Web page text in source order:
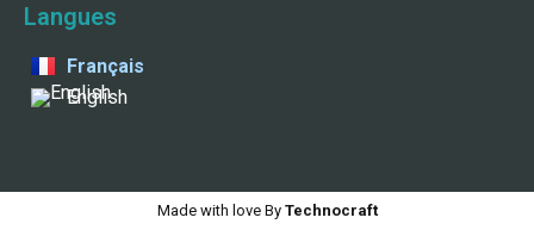
Langues
Français
English
Made with love ByTechnocraft